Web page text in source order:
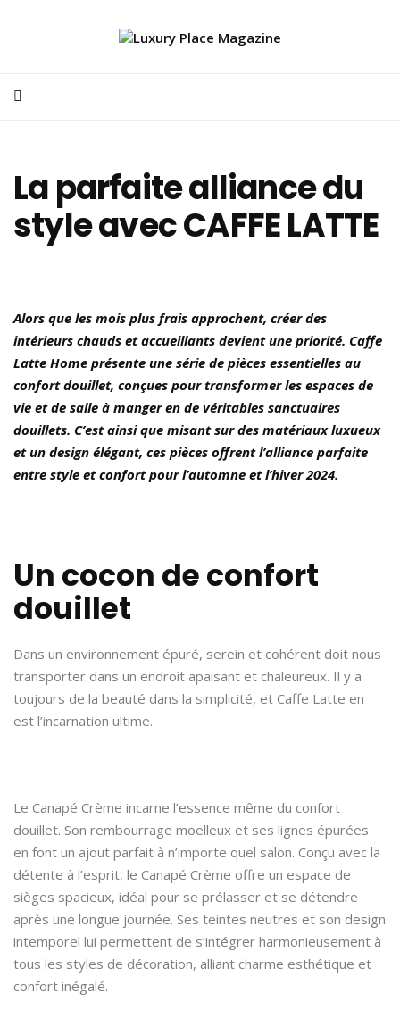
La parfaite alliance du
style avec CAFFE LATTE
Alors que les mois plus frais approchent, créer des
intérieurs chauds et accueillants devient une priorité. Caffe
Latte Home présente une série de pièces essentielles au
confort douillet, conçues pour transformer les espaces de
vie et de salle à manger en de véritables sanctuaires
douillets. C’est ainsi que misant sur des matériaux luxueux
et un design élégant, ces pièces offrent l’alliance parfaite
entre style et confort pour l’automne et l’hiver 2024.
Un cocon de confort
douillet
Dans un environnement épuré, serein et cohérent doit nous
transporter dans un endroit apaisant et chaleureux. Il y a
toujours de la beauté dans la simplicité, et Caffe Latte en
est l’incarnation ultime.
Le Canapé Crème incarne l’essence même du confort
douillet. Son rembourrage moelleux et ses lignes épurées
en font un ajout parfait à n’importe quel salon. Conçu avec la
détente à l’esprit, le Canapé Crème offre un espace de
sièges spacieux, idéal pour se prélasser et se détendre
après une longue journée. Ses teintes neutres et son design
intemporel lui permettent de s’intégrer harmonieusement à
tous les styles de décoration, alliant charme esthétique et
confort inégalé.